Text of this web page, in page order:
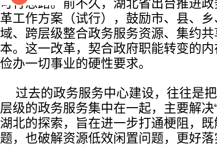
可行思路。前不久，湖北省出台推进
革工作方案（试行），鼓励市、县、
域、跨层级整合政务服务资源、集约
本。这一改革，契合政府职能转变的
俭办一切事业的硬性要求。
过去的政务服务中心建设，往往是
层级的政务服务集中在一起，主要解决
湖北的探索，旨在进一步打通梗阻，既
题，也破解资源低效闲置问题，更好落